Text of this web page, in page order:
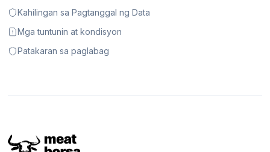
Kahilingan sa Pagtanggal ng Data
Mga tuntunin at kondisyon
Patakaran sa paglabag